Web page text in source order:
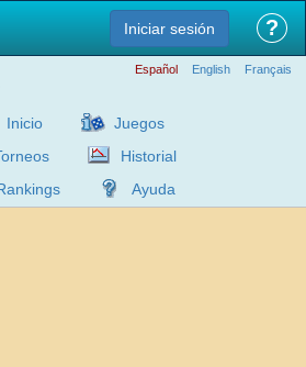
Iniciar sesión ?
Español English Français
Inicio
Juegos
Historial
Ayuda